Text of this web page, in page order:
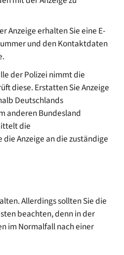
Anzeige erhalten Sie eine E-
und den Kontaktdaten
der Polizei nimmt die
diese. Erstatten Sie Anzeige
Deutschlands
anderen Bundesland
die
Anzeige an die zuständige
Allerdings sollten Sie die
beachten, denn in der
im Normalfall nach einer